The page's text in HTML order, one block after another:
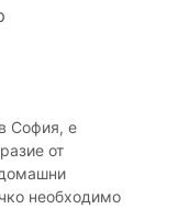
София, е
от
необходимо